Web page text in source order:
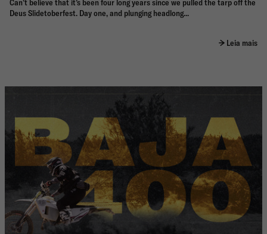
Deus Slidetoberfest. Day one, and plunging headlong...
Leia mais